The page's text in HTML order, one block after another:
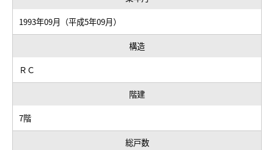
2020年10月 650 万円 63.01 m2 南西 3LDK
2020年05月 628 万円 55.13 m2 北西 3DK
2020年01月 490 万円 60.48 m 南 3LDK
1993年09月（平成5年09月）
構造
ＲＣ
階建
7階
総戸数